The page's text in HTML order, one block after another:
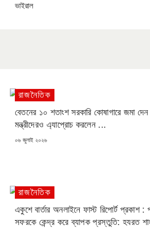
ভাইরাল
রাজনৈতিক
বেতনের ১০ শতাংশ সরকারি কোষাগারে জমা দেন
মন্ত্রীদেরও এ্যাপ্রোচ করলেন ...
POSTED
০৬ জুলাই ২০২৬
রাজনৈতিক
একুশে বার্তার অনলাইনে ফাস্ট রিপোর্ট প্রকাশ :
সফরকে কেন্দ্র করে ব্যাপক প্রস্তুতি: হযরত